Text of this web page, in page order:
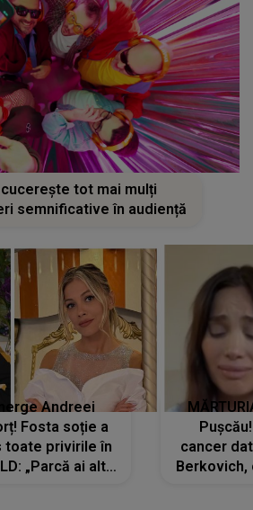
tot mai mulți
semnificative în audiență
Andreei
Fosta soție a
toate privirile în
„Parcă ai altă
cancer
Berkovich,